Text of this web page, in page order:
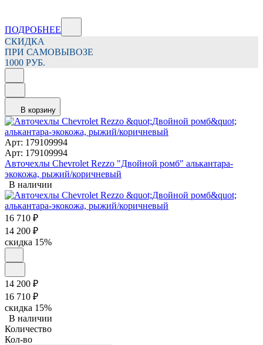
ПОДРОБНЕЕ
СКИДКА
ПРИ САМОВЫВОЗЕ
1000 РУБ.
В корзину
Арт: 179109994
Арт: 179109994
Авточехлы Chevrolet Rezzo "Двойной ромб" алькантара-
экокожа, рыжий/коричневый
В наличии
16 710 ₽
14 200 ₽
скидка 15%
14 200 ₽
16 710 ₽
скидка 15%
В наличии
Количество
Кол-во